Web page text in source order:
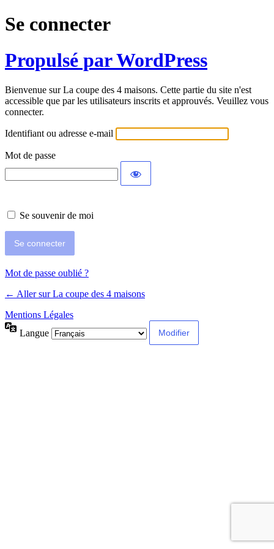
Se connecter
Propulsé par WordPress
Bienvenue sur La coupe des 4 maisons. Cette partie du site n'est
accessible que par les utilisateurs inscrits et approuvés. Veuillez vous
connecter.
Identifiant ou adresse e-mail
Mot de passe
Se souvenir de moi
Mot de passe oublié ?
← Aller sur La coupe des 4 maisons
Mentions Légales
Langue